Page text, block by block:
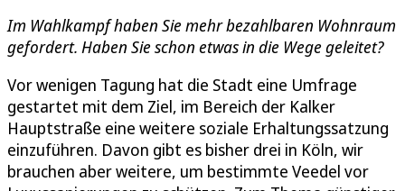
Im Wahlkampf haben Sie mehr bezahlbaren Wohnraum
gefordert. Haben Sie schon etwas in die Wege geleitet?
Vor wenigen Tagung hat die Stadt eine Umfrage
gestartet mit dem Ziel, im Bereich der Kalker
Hauptstraße eine weitere soziale Erhaltungssatzung
einzuführen. Davon gibt es bisher drei in Köln, wir
brauchen aber weitere, um bestimmte Veedel vor